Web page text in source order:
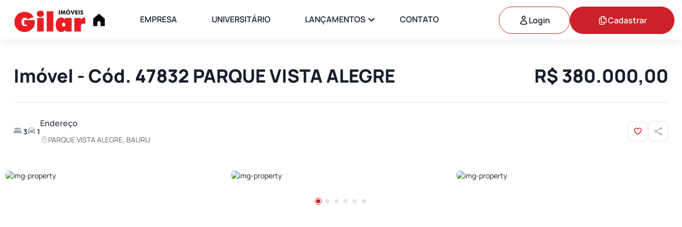
EMPRESA UNIVERSITÁRIO LANÇAMENTOS CONTATO Login Cadastrar
Imóvel - Cód. 47832 PARQUE VISTA ALEGRE R$ 380.000,00
3 1
Endereço
PARQUE VISTA ALEGRE, BAURU